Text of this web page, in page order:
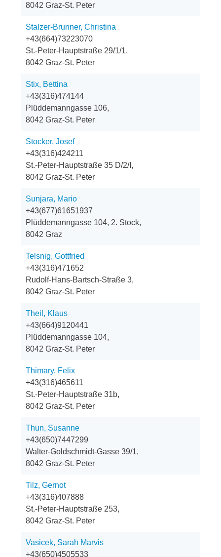
8042 Graz-St. Peter
Stalzer-Brunner, Christina
+43(664)73223070
St.-Peter-Hauptstraße 29/1/1,
8042 Graz-St. Peter
Stix, Bettina
+43(316)474144
Plüddemanngasse 106,
8042 Graz-St. Peter
Stocker, Josef
+43(316)424211
St.-Peter-Hauptstraße 35 D/2/I,
8042 Graz-St. Peter
Sunjara, Mario
+43(677)61651937
Plüddemanngasse 104, 2. Stock,
8042 Graz
Telsnig, Gottfried
+43(316)471652
Rudolf-Hans-Bartsch-Straße 3,
8042 Graz-St. Peter
Theil, Klaus
+43(664)9120441
Plüddemanngasse 104,
8042 Graz-St. Peter
Thimary, Felix
+43(316)465611
St.-Peter-Hauptstraße 31b,
8042 Graz-St. Peter
Thun, Susanne
+43(650)7447299
Walter-Goldschmidt-Gasse 39/1,
8042 Graz-St. Peter
Tilz, Gernot
+43(316)407888
St.-Peter-Hauptstraße 253,
8042 Graz-St. Peter
Vasicek, Sarah Marvis
+43(650)4505533